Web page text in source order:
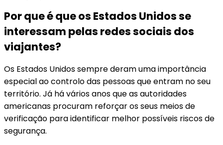
Por que é que os Estados Unidos se
interessam pelas redes sociais dos
viajantes?
Os Estados Unidos sempre deram uma importância
especial ao controlo das pessoas que entram no seu
território. Já há vários anos que as autoridades
americanas procuram reforçar os seus meios de
verificação para identificar melhor possíveis riscos de
segurança.